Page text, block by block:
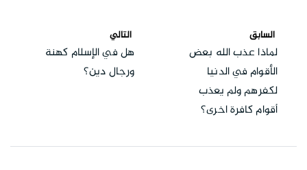
السابق
لماذا عذب الله بعض
الأقوام في الدنيا
لكفرهم ولم يعذب
أقوام كافرة اخرى؟
التالي
هل في الإسلام كهنة
ورجال دين؟